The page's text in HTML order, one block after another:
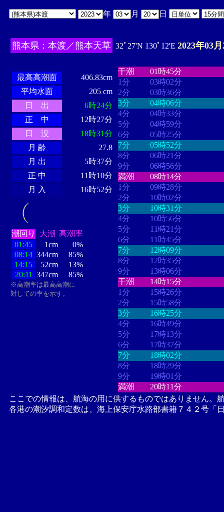
年 月 日
熊本県：本渡／熊本天草 32ﾟ27'N 130ﾟ12'E 2023年03
最高高潮面
406.83cm
平均水面
205 cm
日 出
6時24分
正 中
12時27分
日 没
18時31分
月 齢
27.8
月 出
5時37分
正 中
11時10分
月 入
16時52分
潮回り 大潮 高潮率
01:45
1cm
0%
08:14 344cm
85%
14:15
52cm
13%
20:11
347cm 85%
※高潮率は最高高潮に
対しての率を示す。
干潮
01時45分
1分
03時02分
2分
03時36分
3分
04時06分
4分
04時33分
5分
04時59分
6分
05時25分
7分
05時52分
8分
06時21分
9分
06時56分
満潮
08時14分
1分
09時28分
2分
10時02分
3分
10時31分
4分
10時56分
5分
11時21分
6分
11時45分
7分
12時09分
8分
12時35分
9分
13時06分
干潮
14時15分
1分
15時26分
2分
15時58分
3分
16時25分
4分
16時49分
5分
17時13分
6分
17時37分
7分
18時02分
8分
18時29分
9分
19時01分
満潮
20時11分
ここでの情報は、航海の用に供するものではありません。
各港の潮汐調和定数は、海上保安庁水路部書籍７４２号「